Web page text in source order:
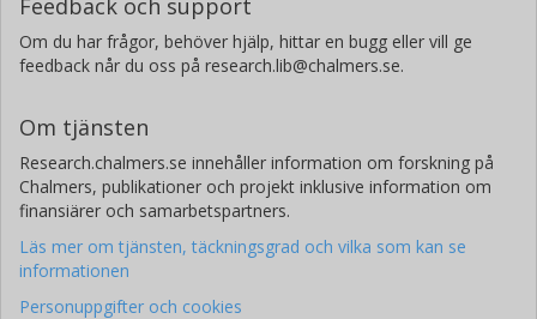
Om du har frågor, behöver hjälp, hittar en bugg eller vill ge
feedback når du oss på research.lib@chalmers.se.
Om tjänsten
Research.chalmers.se innehåller information om forskning på
Chalmers, publikationer och projekt inklusive information om
finansiärer och samarbetspartners.
Läs mer om tjänsten, täckningsgrad och vilka som kan se
informationen
Personuppgifter och cookies